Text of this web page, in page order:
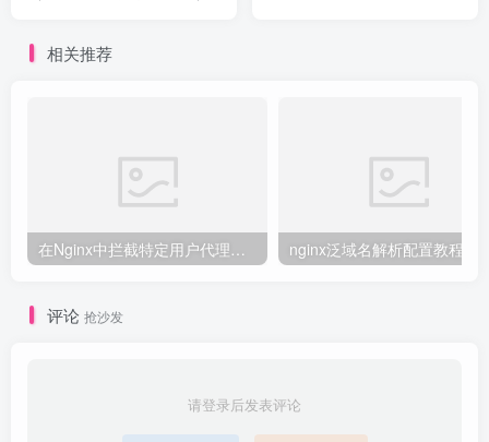
相关推荐
在Nginx中拦截特定用户代理的教程 nginx泛域名解析配置教程
评论 抢沙发
请登录后发表评论